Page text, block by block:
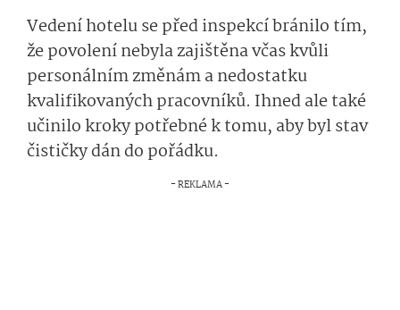
Vedení hotelu se před inspekcí bránilo tím,
že povolení nebyla zajištěna včas kvůli
personálním změnám a nedostatku
kvalifikovaných pracovníků. Ihned ale také
učinilo kroky potřebné k tomu, aby byl stav
čističky dán do pořádku.